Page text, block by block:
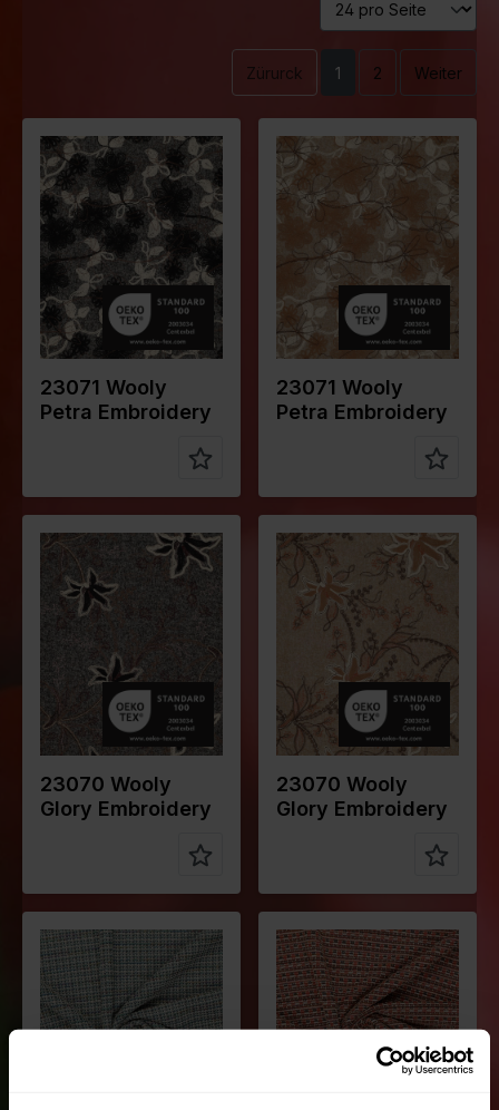
Zürurck 1 2 Weiter
Farbe
Grau
Breite in
cm
130
Gewicht in
gr/m2
650
Qualität /
Stoffart
Tweed
Zusammen
stellung
Ground:
75%PL
25%WO
Embroidery:
100%CO
23071 Wooly
Petra Embroidery
Farbe
Naturels
Breite in
cm
Gewicht in
gr/m2
Qualität /
Stoffart
Tweed
Zusammen
stellung
Ground:
75%PL
25%WO
Embroidery:
100%CO
23071 Wooly
Petra Embroidery
Farbe
Grau
Breite in
130
Gewicht in
gr/m2
Qualität /
Zusammen Ground:
75%PL
25%WO
Embroidery:
100%CO
23070 Wooly
Glory Embroidery
Farbe
Naturels
Breite in
Gewicht in
gr/m2
Qualität /
Tweed
Zusammen
stellung
Ground:
75%PL
25%WO
Embroidery:
100%CO
23070 Wooly
Glory Embroidery
Breite in
cm
160
Gewicht in
gr/m2
275
Breite in
cm
160
Gewicht in
gr/m2
275